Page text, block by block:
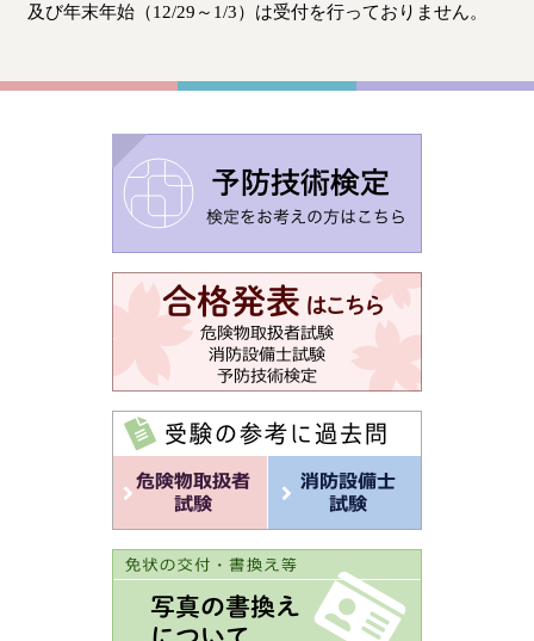
及び年末年始（12/29～1/3）は受付を行っておりません。